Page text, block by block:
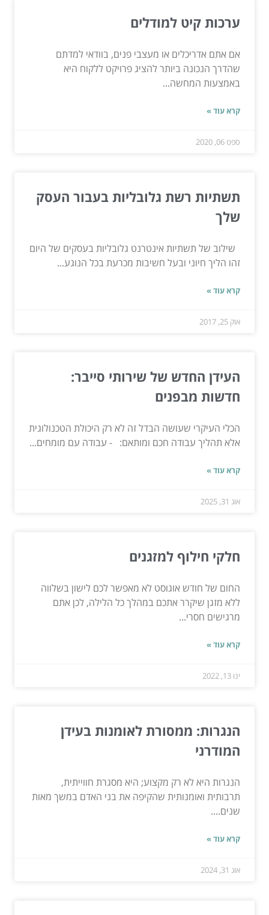
ערכות קיט למודלים
אם אתם אדריכלים או מעצבי פנים, בוודאי למדתם
שהדרך הנכונה ביותר להציג פרויקט ללקוח היא
באמצעות המחשה...
קרא עוד »
ספט 06, 2020
תשתיות רשת גלובליות בעבור העסק
שלך
שילוב של תשתיות אינטרנט גלובליות בעסקים של היום
זהו הליך חיוני ובעל חשיבות מכרעת בכל הנוגע...
קרא עוד »
אוק 25, 2017
העידן החדש של שירותי סייבר:
חדשות מבפנים
הכלי העיקרי שעושה הבדל זה לא רק היכולת הטכנולוגית
אלא תהליך עבודה חכם ומותאם: - עבודה עם מומחים...
קרא עוד »
אוג 31, 2025
חלקי חילוף למזגנים
החום של חודש אוגוסט לא מאפשר לכם לישון בשלווה
ללא מזגן שיקרר אתכם במהלך כל הלילה, לכן אתם
מרגישים חסרי...
קרא עוד »
ינו 13, 2022
הנגרות: ממסורת לאומנות בעידן
המודרני
הנגרות היא לא רק מקצוע; היא מסגרת חווייתית,
תרבותית ואומנותית שהקיפה את בני האדם במשך מאות
שנים....
קרא עוד »
אוג 31, 2024